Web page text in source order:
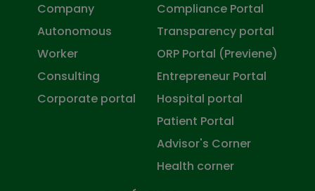
Company
Autonomous
Worker
Consulting
Corporate portal
Compliance Portal
Transparency portal
ORP Portal (Previene)
Entrepreneur Portal
Hospital portal
Patient Portal
Advisor's Corner
Health corner